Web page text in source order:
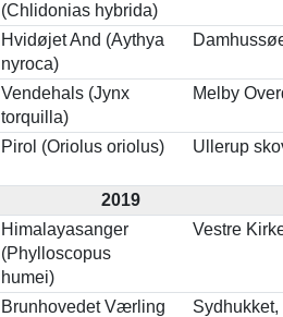
(Chlidonias hybrida)
Hvidøjet And (Aythya
nyroca)
Vendehals (Jynx
torquilla)
Melby
Pirol (Oriolus oriolus) Ullerup
2019
Himalayasanger
(Phylloscopus
humei)
Vestre
Brunhovedet Værling
Sydhukket,